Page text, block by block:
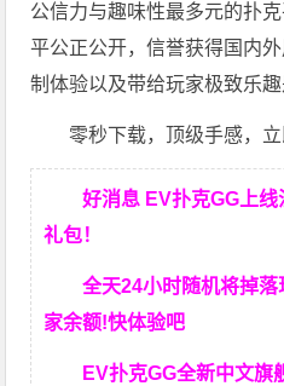
公信力与趣味性最多元的扑
平公正公开，信誉获得国内
制体验以及带给玩家极致乐趣
零秒下载，顶级手感，立
好消息 EV扑克GG上
礼包！
全天24小时随机将掉
家余额!快体验吧
EV扑克GG全新中文旗